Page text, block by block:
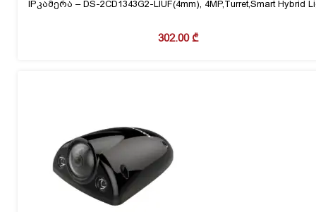
IPკამერა – DS-2CD1343G2-LIUF(4mm), 4MP,Turret,Smart Hybrid
302.00₾